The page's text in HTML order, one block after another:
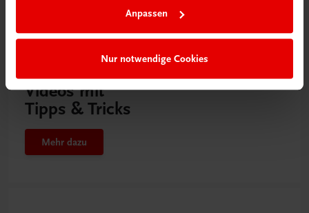
Anpassen
Nur notwendige Cookies
Videos mit
Tipps & Tricks
Mehr dazu